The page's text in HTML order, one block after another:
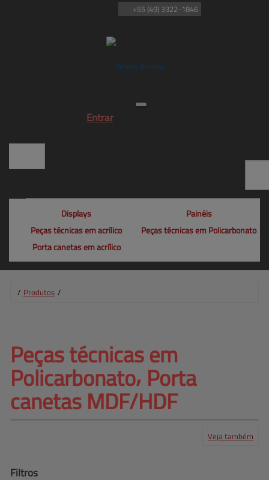
Entrar
+55 (49) 3322-1846
Displays
Painéis
Peças técnicas em acrílico
Peças técnicas em Policarbonato
Porta canetas em acrílico
/ Produtos /
Peças técnicas em
Policarbonato⸴ Porta
canetas MDF/HDF
Veja também
Filtros